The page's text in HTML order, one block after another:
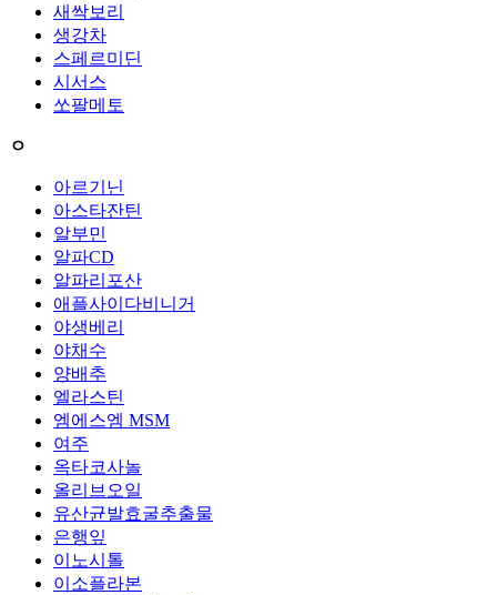
새싹보리
생강차
스페르미딘
시서스
쏘팔메토
ㅇ
아르기닌
아스타잔틴
알부민
알파CD
알파리포산
애플사이다비니거
야생베리
야채수
양배추
엘라스틴
엠에스엠 MSM
여주
옥타코사놀
올리브오일
유산균발효굴추출물
은행잎
이노시톨
이소플라본